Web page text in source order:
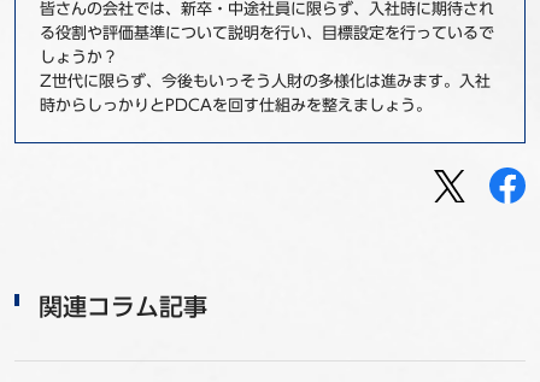
皆さんの会社では、新卒・中途社員に限らず、入社時に期待され
る役割や評価基準について説明を行い、目標設定を行っているで
しょうか？
Z世代に限らず、今後もいっそう人財の多様化は進みます。入社
時からしっかりとPDCAを回す仕組みを整えましょう。
関連コラム記事